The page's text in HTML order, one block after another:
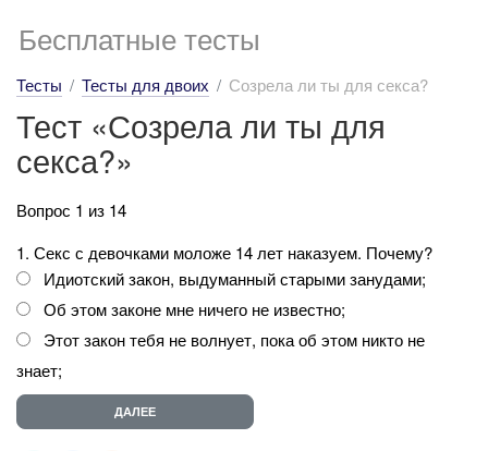
Бесплатные тесты
Тесты Тесты для двоих Созрела ли ты для секса?
Тест «Созрела ли ты для
секса?»
Вопрос 1 из 14
1. Секс с девочками моложе 14 лет наказуем. Почему?
Идиотский закон, выдуманный старыми занудами;
Об этом законе мне ничего не известно;
Этот закон тебя не волнует, пока об этом никто не
знает;